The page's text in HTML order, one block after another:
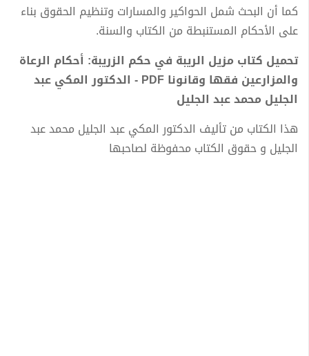
كما أن البحث شمل الحواكير والمسارات وتنظيم الحقوق بناء
على الأحكام المستنبطة من الكتاب والسنة.
تحميل كتاب مزيل الريبة في حكم الزريبة: أحكام الرعاة
والمزارعين فقها وقانونا PDF - الدكتور المكي عبد
الجليل محمد عبد الجليل
هذا الكتاب من تأليف الدكتور المكي عبد الجليل محمد عبد
الجليل و حقوق الكتاب محفوظة لصاحبها